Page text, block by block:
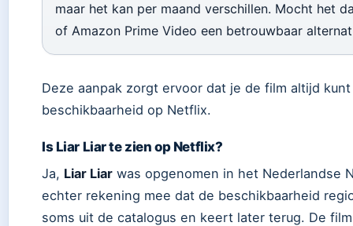
maar het kan per maand verschillen. Mocht het
of Amazon Prime Video een betrouwbaar
Deze aanpak zorgt ervoor dat je de film altijd
beschikbaarheid op Netflix.
Is Liar Liar te zien op Netflix?
Ja, Liar Liar was opgenomen in het Nederlandse
echter rekening mee dat de beschikbaarheid
soms uit de catalogus en keert later terug. De